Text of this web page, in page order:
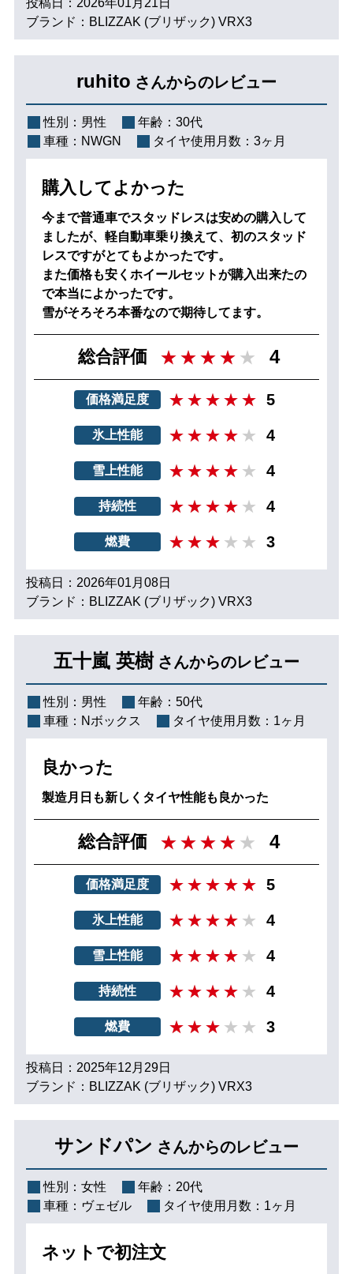
ブランド：BLIZZAK (ブリザック) VRX3
ruhito さんからのレビュー
性別： 男性 年齢： 30代
車種： NWGN タイヤ使用月数： 3ヶ月
購入してよかった
今まで普通車でスタッドレスは安めの購入して
ましたが、軽自動車乗り換えて、初のスタッド
レスですがとてもよかったです。
また価格も安くホイールセットが購入出来たの
で本当によかったです。
雪がそろそろ本番なので期待してます。
総合評価 4
価格満足度 5
氷上性能 4
雪上性能 4
持続性 4
燃費 3
投稿日：2026年01月08日
ブランド：BLIZZAK (ブリザック) VRX3
五十嵐 英樹 さんからのレビュー
性別： 男性 年齢： 50代
車種： Nボックス タイヤ使用月数： 1ヶ月
良かった
製造月日も新しくタイヤ性能も良かった
総合評価 4
価格満足度 5
氷上性能 4
雪上性能 4
持続性 4
燃費 3
投稿日：2025年12月29日
ブランド：BLIZZAK (ブリザック) VRX3
サンドパン さんからのレビュー
性別： 女性 年齢： 20代
車種： ヴェゼル タイヤ使用月数： 1ヶ月
ネットで初注文